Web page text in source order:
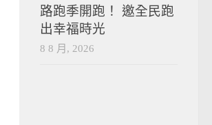
路跑季開跑！ 邀全民跑
出幸福時光
8 8 月, 2026